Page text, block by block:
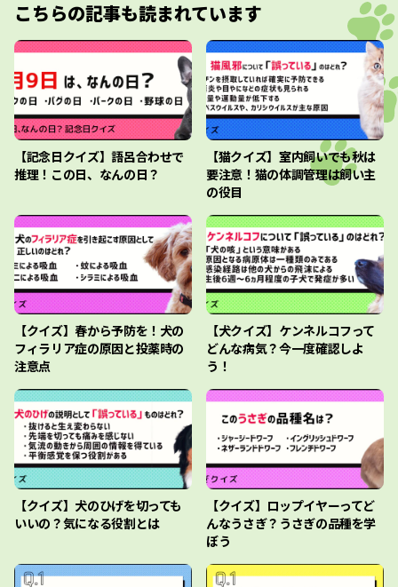
こちらの記事も読まれています
【記念日クイズ】語呂合わせで
推理！この日、なんの日？
【猫クイズ】室内飼いでも秋は
要注意！猫の体調管理は飼い主
の役目
【クイズ】春から予防を！犬の
フィラリア症の原因と投薬時の
注意点
【犬クイズ】ケンネルコフって
どんな病気？今一度確認しよ
う！
【クイズ】犬のひげを切っても
いいの？気になる役割とは
【クイズ】ロップイヤーってど
んなうさぎ？うさぎの品種を学
ぼう